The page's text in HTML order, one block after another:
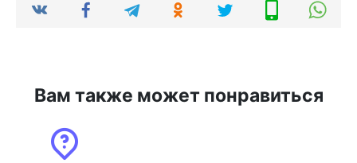
Вам также может понравиться